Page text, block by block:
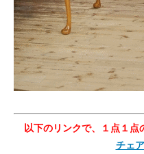
以下のリンクで、１点１点
チェ